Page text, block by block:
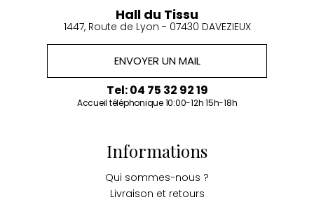
Hall du Tissu
1447, Route de Lyon - 07430 DAVEZIEUX
ENVOYER UN MAIL
Tel: 04 75 32 92 19
Accueil téléphonique 10:00-12h 15h-18h
Informations
Qui sommes-nous ?
Livraison et retours